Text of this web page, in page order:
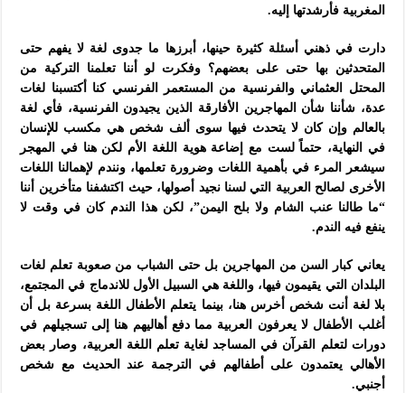
المغربية فأرشدتها إليه.
دارت في ذهني أسئلة كثيرة حينها، أبرزها ما جدوى لغة لا يفهم حتى
المتحدثين بها حتى على بعضهم؟ وفكرت لو أننا تعلمنا التركية من
المحتل العثماني والفرنسية من المستعمر الفرنسي كنا أكتسبنا لغات
عدة، شأننا شأن المهاجرين الأفارقة الذين يجيدون الفرنسية، فأي لغة
بالعالم وإن كان لا يتحدث فيها سوى ألف شخص هي مكسب للإنسان
في النهاية، حتماً لست مع إضاعة هوية اللغة الأم لكن هنا في المهجر
سيشعر المرء في بأهمية اللغات وضرورة تعلمها، ونندم لإهمالنا اللغات
الأخرى لصالح العربية التي لسنا نجيد أصولها، حيث اكتشفنا متأخرين أننا
“ما طالنا عنب الشام ولا بلح اليمن”، لكن هذا الندم كان في وقت لا
ينفع فيه الندم.
يعاني كبار السن من المهاجرين بل حتى الشباب من صعوبة تعلم لغات
البلدان التي يقيمون فيها، واللغة هي السبيل الأول للاندماج في المجتمع،
بلا لغة أنت شخص أخرس هنا، بينما يتعلم الأطفال اللغة بسرعة بل أن
أغلب الأطفال لا يعرفون العربية مما دفع أهاليهم هنا إلى تسجيلهم في
دورات لتعلم القرآن في المساجد لغاية تعلم اللغة العربية، وصار بعض
الأهالي يعتمدون على أطفالهم في الترجمة عند الحديث مع شخص
أجنبي.